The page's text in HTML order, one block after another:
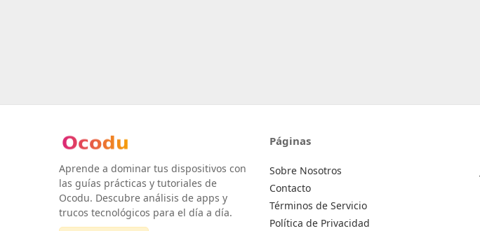
Aprende a dominar tus dispositivos con
las guías prácticas y tutoriales de
Ocodu. Descubre análisis de apps y
trucos tecnológicos para el día a día.
Páginas
Sobre Nosotros
Contacto
Términos de Servicio
Política de Privacidad